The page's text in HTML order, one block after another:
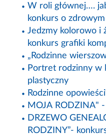
W roli głównej….
konkurs o
Jedzmy kolorowo i
konkurs grafiki
„Rodzinne
Portret rodzinny w
plastyczny
Rodzinne
MOJA RODZINA"
DRZEWO
RODZINY”-